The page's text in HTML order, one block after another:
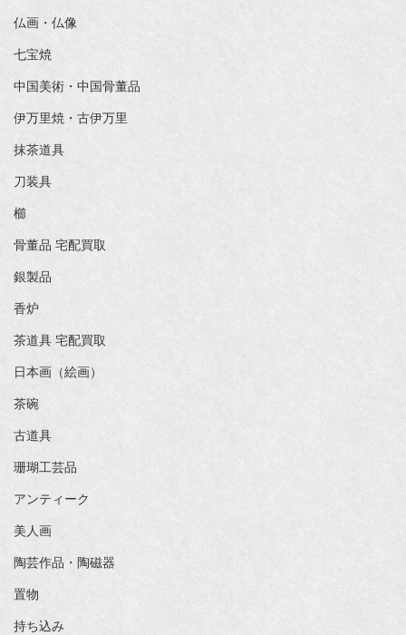
仏画・仏像
七宝焼
中国美術・中国骨董品
伊万里焼・古伊万里
抹茶道具
刀装具
櫛
骨董品 宅配買取
銀製品
香炉
茶道具 宅配買取
日本画（絵画）
茶碗
古道具
珊瑚工芸品
アンティーク
美人画
陶芸作品・陶磁器
置物
持ち込み